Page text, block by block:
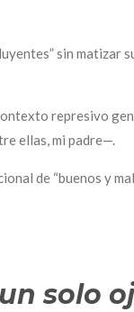
sin
represivo
ellas, mi padre—.
de “buenos y
solo